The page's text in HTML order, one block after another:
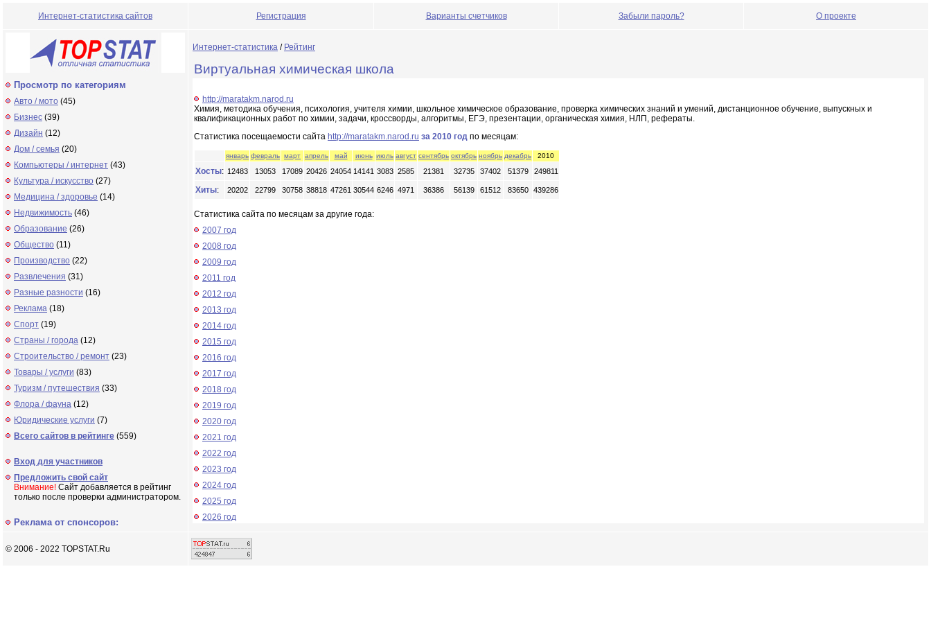
Интернет-статистика сайтов Регистрация Варианты счетчиков Забыли пароль? О проекте
Просмотр по категориям
Авто / мото (45)
Бизнес (39)
Дизайн (12)
Дом / семья (20)
Компьютеры / интернет (43)
Культура / искусство (27)
Медицина / здоровье (14)
Недвижимость (46)
Образование (26)
Общество (11)
Производство (22)
Развлечения (31)
Разные разности (16)
Реклама (18)
Спорт (19)
Страны / города (12)
Строительство / ремонт (23)
Товары / услуги (83)
Туризм / путешествия (33)
Флора / фауна (12)
Юридические услуги (7)
Всего сайтов в рейтинге (559)
Вход для участников
Предложить свой сайт
Внимание! Сайт добавляется в рейтинг
только после проверки администратором.
Реклама от спонсоров:
Интернет-статистика / Рейтинг
Виртуальная химическая школа
http://maratakm.narod.ru
Химия, методика обучения, психология, учителя химии, школьное химическое образование, проверка химических знаний и умений, дистанционное обучение, выпускных и
квалификационных работ по химии, задачи, кроссворды, алгоритмы, ЕГЭ, презентации, органическая химия, НЛП, рефераты.
Статистика посещаемости сайта http://maratakm.narod.ru за 2010 год по месяцам:
январь февраль март апрель май июнь июль август сентябрь октябрь ноябрь декабрь 2010
Хосты: 12483 13053 17089 20426 24054 14141 3083 2585 21381 32735 37402 51379 249811
Хиты: 20202 22799 30758 38818 47261 30544 6246 4971 36386 56139 61512 83650 439286
Статистика сайта по месяцам за другие года:
2007 год
2008 год
2009 год
2011 год
2012 год
2013 год
2014 год
2015 год
2016 год
2017 год
2018 год
2019 год
2020 год
2021 год
2022 год
2023 год
2024 год
2025 год
2026 год
© 2006 - 2022 TOPSTAT.Ru